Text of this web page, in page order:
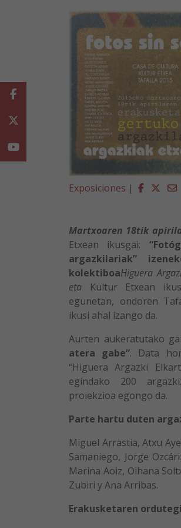
Exposiciones |
Martxoaren 18tik
Etxean ikusgai:
argazkilariak”
kolektiboaHiguera
eta Kultur Etxean
egunetan, ondoren
ikusi ahal izango da.
Aurten aukeratutako
atera gabe”. Data
“Higuera Argazki
egindako 200
proiekzioa egongo da.
Parte hartu duten
Miguel Arrastia, Atxu
Samaniego, Jorge
Marina Aoiz, Oihana
Zubiri y Ana Arribas.
Erakusketaren
Facebook
Youtube